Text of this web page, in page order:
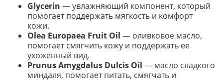
Glycerin — увлажняющий компонент, который
помогает поддержать мягкость и комфорт
кожи.
Olea Europaea Fruit Oil — оливковое масло,
помогает смягчить кожу и поддержать ее
ухоженный вид.
Prunus Amygdalus Dulcis Oil — масло сладкого
миндаля, помогает питать, смягчать и